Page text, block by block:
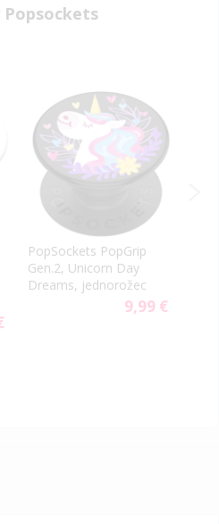
Popsockets
PopSockets PopGrip
Gen.2, Unicorn Day
Dreams, jednorožec
9,99 €